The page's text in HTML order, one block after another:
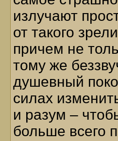
излучают
от такого
причем не
тому же
душевный
силах
и разум –
больше всего